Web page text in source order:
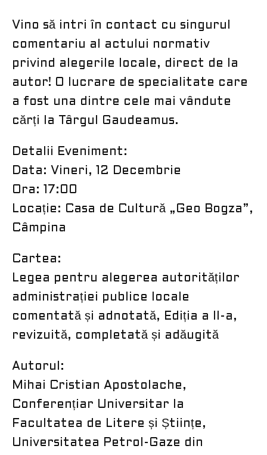
​Vino să intri în contact cu singurul
comentariu al actului normativ
privind alegerile locale, direct de la
autor! O lucrare de specialitate care
a fost una dintre cele mai vândute
cărți la Târgul Gaudeamus.
Detalii Eveniment:
​Data: Vineri, 12 Decembrie
​Ora: 17:00
​Locație: Casa de Cultură „Geo Bogza”,
Câmpina
Cartea:
​Legea pentru alegerea autorităților
administrației publice locale
comentată și adnotată, Ediția a II-a,
revizuită, completată și adăugită
Autorul:
​Mihai Cristian Apostolache,
Conferențiar Universitar la
Facultatea de Litere și Științe,
Universitatea Petrol-Gaze din